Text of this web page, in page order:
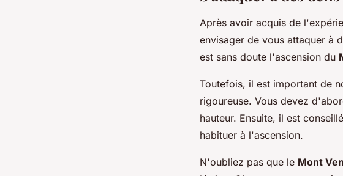
Après avoir acquis de
envisager de vous attaquer à
est sans doute l'ascension du
Toutefois, il est important de
rigoureuse. Vous devez
hauteur. Ensuite, il est
habituer à l'ascension.
N'oubliez pas que le Mont